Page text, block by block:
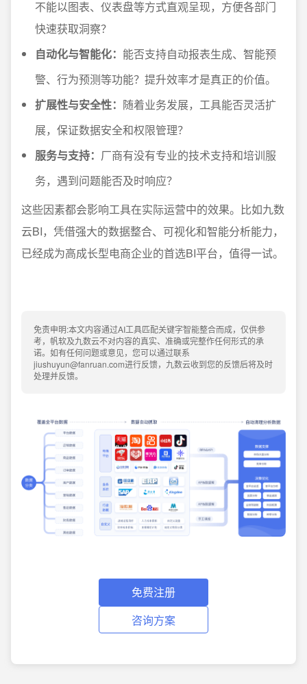
不能以图表、仪表盘等方式直观呈现，方便各部门
快速获取洞察？
自动化与智能化： 能否支持自动报表生成、智能预
警、行为预测等功能？提升效率才是真正的价值。
扩展性与安全性： 随着业务发展，工具能否灵活扩
展，保证数据安全和权限管理？
服务与支持： 厂商有没有专业的技术支持和培训服
务，遇到问题能否及时响应？
这些因素都会影响工具在实际运营中的效果。比如九数
云BI，凭借强大的数据整合、可视化和智能分析能力，
已经成为高成长型电商企业的首选BI平台，值得一试。
免责申明:本文内容通过AI工具匹配关键字智能整合而成，仅供参
考，帆软及九数云不对内容的真实、准确或完整作任何形式的承
诺。如有任何问题或意见，您可以通过联系
jiushuyun@fanruan.com进行反馈，九数云收到您的反馈后将及时
处理并反馈。
免费注册
咨询方案